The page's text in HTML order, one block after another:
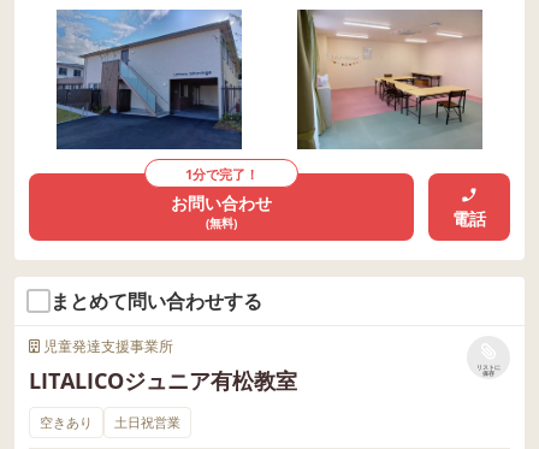
1分で完了！
お問い合わせ
(無料) 電話
まとめて問い合わせする
児童発達支援事業所
LITALICOジュニア有松教室
リストに
保存
空きあり 土日祝営業